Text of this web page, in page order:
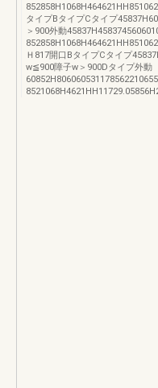
タイプBタイプCタイプ
＞900外動
Ｈ817開口BタイプCタイプ
w≦900障子w＞900Dタイプ外動